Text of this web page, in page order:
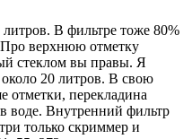
В фильтре тоже 80%
верхнюю отметку
стеклом вы правы. Я
20 литров. В свою
отметки, перекладина
воде. Внутренний фильтр
только скриммер и